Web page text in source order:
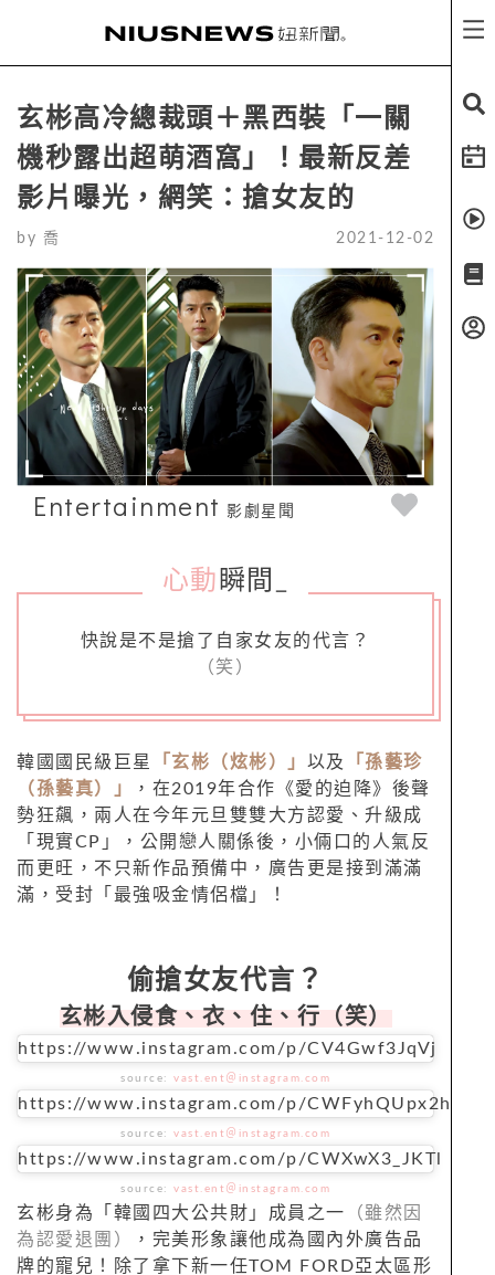
玄彬高冷總裁頭＋黑西裝「一關
機秒露出超萌酒窩」！最新反差
影片曝光，網笑：搶女友的
by 喬 2021-12-02
Entertainment 影劇星聞
心動 瞬間
快說是不是搶了自家女友的代言？
（笑）
韓國國民級巨星 「玄彬（炫彬）」 以及
「孫藝珍
（孫藝真）」
，在2019年合作《愛的迫降》後聲
勢狂飆，兩人在今年元旦雙雙大方認愛、升級成
「現實CP」，公開戀人關係後，小倆口的人氣反
而更旺，不只新作品預備中，廣告更是接到滿滿
滿，受封「最強吸金情侶檔」！
偷搶女友代言？
玄彬入侵食、衣、住、行（笑）
https://www.instagram.com/p/CV4Gwf3JqVj
source: vast.ent＠instagram.com
https://www.instagram.com/p/CWFyhQUpx2h
source: vast.ent＠instagram.com
https://www.instagram.com/p/CWXwX3_JKTl
source: vast.ent＠instagram.com
玄彬身為「韓國四大公共財」成員之一 （雖然因
為認愛退團）
，完美形象讓他成為國內外廣告品
牌的寵兒！除了拿下新一任TOM FORD亞太區形